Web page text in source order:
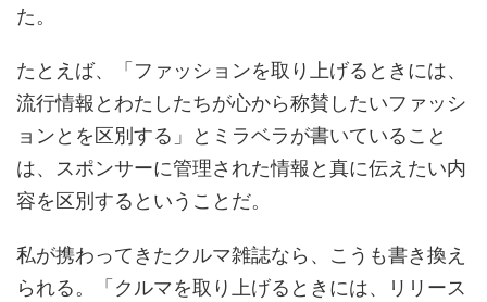
た。
たとえば、「ファッションを取り上げるときには、
流行情報とわたしたちが心から称賛したいファッシ
ョンとを区別する」とミラベラが書いていること
は、スポンサーに管理された情報と真に伝えたい内
容を区別するということだ。
私が携わってきたクルマ雑誌なら、こうも書き換え
られる。「クルマを取り上げるときには、リリース